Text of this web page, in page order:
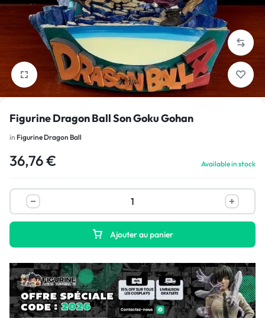
1/4
Figurine Dragon Ball Son Goku Gohan
in Figurine Dragon Ball
36,76€ Available in stock
Ajouter au panier